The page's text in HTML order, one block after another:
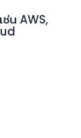
น AWS,